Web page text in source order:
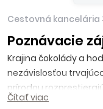
Cestovná kancelária
Poznávacie
Krajina čokolády a
nezávislosťou
prírodou
malebnými horskými
Čítať viac